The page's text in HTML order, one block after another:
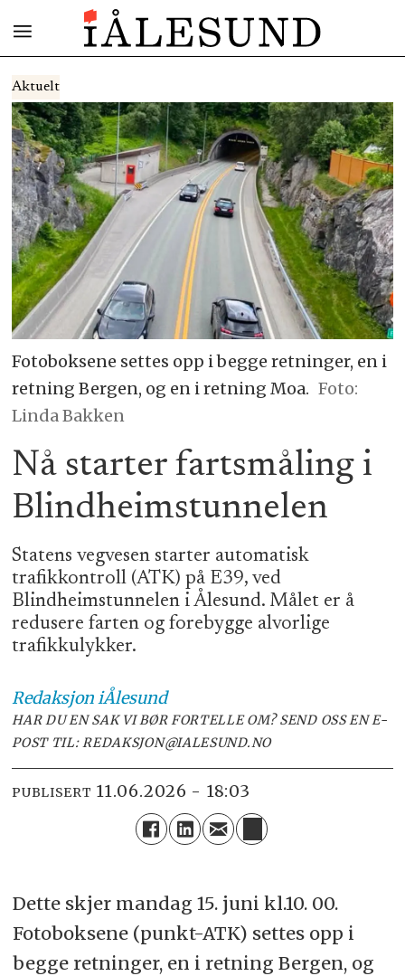
Aktuelt
Fotoboksene settes opp i begge retninger, en i
retning Bergen, og en i retning Moa. Foto:
Linda Bakken
Nå starter fartsmåling i
Blindheimstunnelen
Statens vegvesen starter automatisk
trafikkontroll (ATK) på E39, ved
Blindheimstunnelen i Ålesund. Målet er å
redusere farten og forebygge alvorlige
trafikkulykker.
RedaksjoniÅlesund
HAR DU EN SAK VI BØR FORTELLE OM? SEND OSS EN E-
POST TIL: REDAKSJON@IALESUND.NO
PUBLISERT 11.06.2026 - 18:03
Dette skjer mandag 15. juni kl.10. 00.
Fotoboksene (punkt-ATK) settes opp i
begge retninger, en i retning Bergen, og